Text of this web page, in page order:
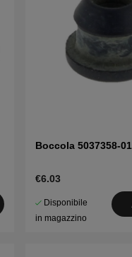
Boccola 5037358-01
€6.03
Disponibile
in magazzino